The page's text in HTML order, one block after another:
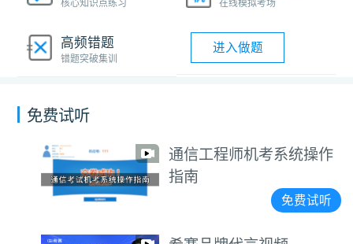
核心知识点练习 在线模拟考场
高频错题
错题突破集训
进入做题
免费试听
通信工程师机考系统操作
指南
免费试听